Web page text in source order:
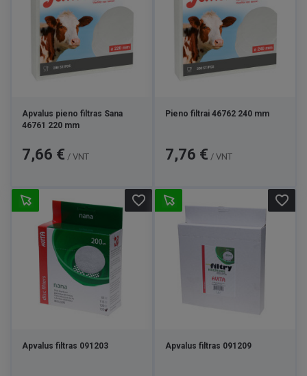
Apvalus pieno filtras Sana
46761 220 mm
Kaina
7,66 € / VNT
Pieno filtrai 46762 240 mm
Kaina
7,76 € / VNT
Apvalus filtras 091203
favorite_border
Apvalus filtras 091209
favorite_border